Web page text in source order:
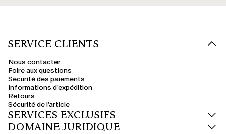
SERVICE CLIENTS
Nous contacter
Foire aux questions
Sécurité des paiements
Informations d'expédition
Retours
Sécurité de l’article
SERVICES EXCLUSIFS
DOMAINE JURIDIQUE